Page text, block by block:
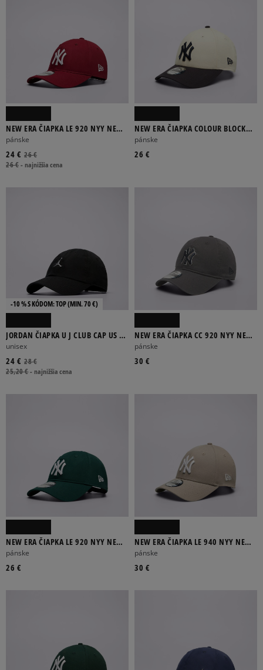
NEW ERA ČIAPKA LE 920 NYY NEW
YORK YANKEES
pánske
26 €
24 €
26 €-najnižšia cena
NEW ERA ČIAPKA COLOUR BLOCK
940 NYY NEW YORK YANKEES
pánske
26 €
-10 % S KÓDOM: TOP (MIN. 70 €)
JORDAN ČIAPKA U J CLUB CAP US CB
WSH JM
unisex
28 €
24 €
25,20 €-najnižšia cena
NEW ERA ČIAPKA CC 920 NYY NEW
YORK YANKEES GRH
pánske
30 €
NEW ERA ČIAPKA LE 920 NYY NEW
YORK YANKEES DKGWHI
pánske
26 €
NEW ERA ČIAPKA LE 940 NYY NEW
YORK YANKEES
pánske
30 €